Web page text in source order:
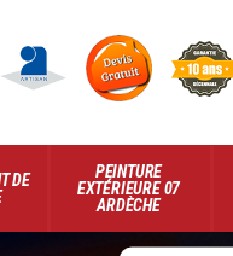
DE
PEINTURE
EXTÉRIEURE 07
ARDÈCHE